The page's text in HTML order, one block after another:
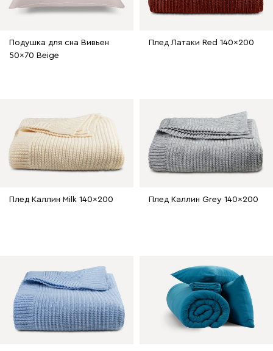
Подушка для сна Вивьен
50x70 Beige
Плед Латаки Red 140x200
Плед Каллин Milk 140x200 Плед Каллин Grey 140x200